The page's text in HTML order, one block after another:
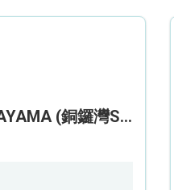
【全職】ATSURO TAYAMA (銅鑼灣Sogo分店) 服裝銷售及造型顧問 Sales & Fashion Stylist【永久保證佣金+新人獎金$3,000】